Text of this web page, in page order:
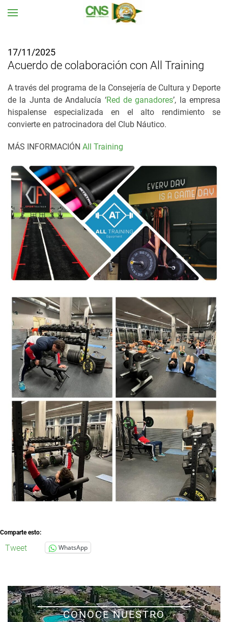
17/11/2025
Acuerdo de colaboración con All Training
A través del programa de la Consejería de Cultura y Deporte
de la Junta de Andalucía ‘Red de ganadores’, la empresa
hispalense especializada en el alto rendimiento se
convierte en patrocinadora del Club Náutico.
MÁS INFORMACIÓN All Training
Comparte esto:
Tweet WhatsApp
CONOCE NUESTRO